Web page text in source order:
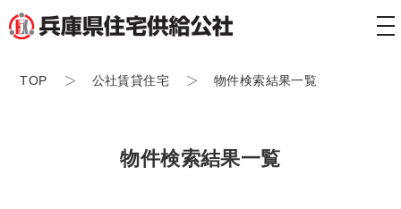
TOP 公社賃貸住宅 物件検索結果一覧
物件検索結果一覧